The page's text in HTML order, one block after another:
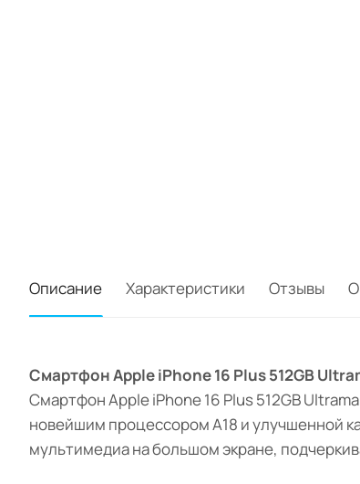
Описание Характеристики Отзывы
Смартфон Apple iPhone 16 Plus 512GB
Смартфон Apple iPhone 16 Plus 512GB
новейшим процессором A18 и улучшенной
мультимедиа на большом экране,